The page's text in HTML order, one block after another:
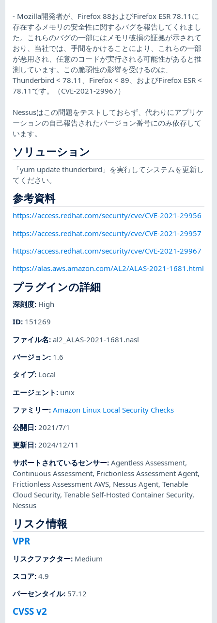
- Mozilla開発者が、Firefox 88およびFirefox ESR 78.11に
存在するメモリの安全性に関するバグを報告してくれまし
た。これらのバグの一部にはメモリ破損の証拠が示されて
おり、当社では、手間をかけることにより、これらの一部
が悪用され、任意のコードが実行される可能性があると推
測しています。この脆弱性の影響を受けるのは、
Thunderbird < 78.11、Firefox < 89、およびFirefox ESR <
78.11です。（CVE-2021-29967）
Nessusはこの問題をテストしておらず、代わりにアプリケ
ーションの自己報告されたバージョン番号にのみ依存して
います。
ソリューション
「yum update thunderbird」を実行してシステムを更新し
てください。
参考資料
https://access.redhat.com/security/cve/CVE-2021-29956
https://access.redhat.com/security/cve/CVE-2021-29957
https://access.redhat.com/security/cve/CVE-2021-29967
https://alas.aws.amazon.com/AL2/ALAS-2021-1681.html
プラグインの詳細
深刻度: High
ID: 151269
ファイル名:al2_ALAS-2021-1681.nasl
バージョン: 1.6
タイプ: Local
エージェント : unix
ファミリー:Amazon Linux Local Security Checks
公開日:2021/7/1
更新日:2024/12/11
サポートされているセンサー:Agentless Assessment,
Continuous Assessment, Frictionless Assessment Agent,
Frictionless Assessment AWS, Nessus Agent,Tenable
Cloud Security,Tenable Self-Hosted Container Security,
Nessus
リスク情報
VPR
リスクファクター: Medium
スコア:4.9
パーセンタイル: 57.12
CVSS v2